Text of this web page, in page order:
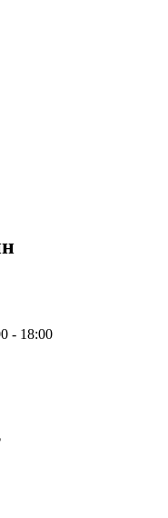
- 18:00